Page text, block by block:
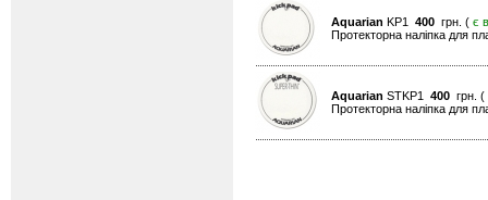
Aquarian KP1 400 грн. ( є
Протекторна наліпка для
Aquarian STKP1 400 грн. (
Протекторна наліпка для